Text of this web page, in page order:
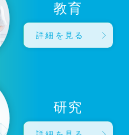
教育
詳細を見る
研究